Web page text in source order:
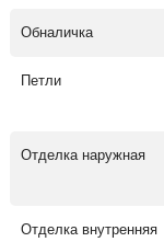
Обналичка
Петли
Отделка наружная
Отделка внутренняя